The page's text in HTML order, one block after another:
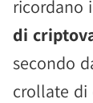
ricordano
di
secondo
crollate di